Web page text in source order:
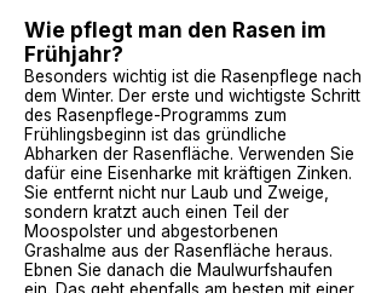
Wie pflegt man den Rasen im
Frühjahr?
Besonders wichtig ist die Rasenpflege nach
dem Winter. Der erste und wichtigste Schritt
des Rasenpflege-Programms zum
Frühlingsbeginn ist das gründliche
Abharken der Rasenfläche. Verwenden Sie
dafür eine Eisenharke mit kräftigen Zinken.
Sie entfernt nicht nur Laub und Zweige,
sondern kratzt auch einen Teil der
Moospolster und abgestorbenen
Grashalme aus der Rasenfläche heraus.
Ebnen Sie danach die Maulwurfshaufen